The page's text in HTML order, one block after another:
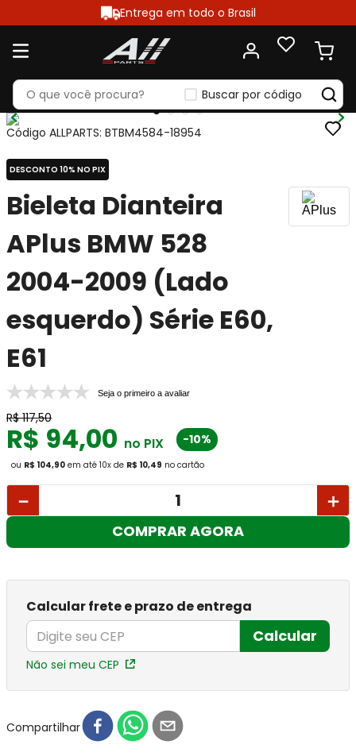
Entrega em todo o Brasil
Buscar por código
Código ALLPARTS: BTBM4584-18954
DESCONTO 10% NO PIX
Bieleta Dianteira
APlus BMW 528
2004-2009 (Lado
esquerdo) Série E60,
E61
Seja o primeiro a avaliar
R$ 117,50
R$ 94,00 no PIX -10%
ou R$ 104,90 em até 10x de R$ 10,49 no cartão
＋
－
COMPRAR AGORA
Calcular frete e prazo de entrega
Calcular
Não sei meu CEP
Compartilhar